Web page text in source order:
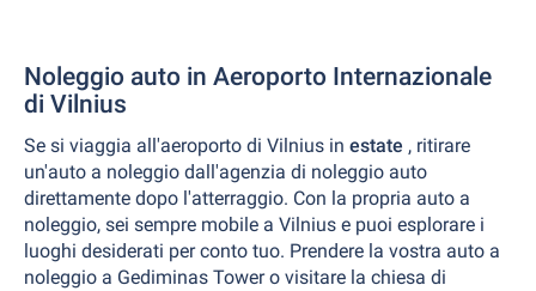
Noleggio auto in Aeroporto Internazionale
di Vilnius
Se si viaggia all'aeroporto di Vilnius in estate , ritirare
un'auto a noleggio dall'agenzia di noleggio auto
direttamente dopo l'atterraggio. Con la propria auto a
noleggio, sei sempre mobile a Vilnius e puoi esplorare i
luoghi desiderati per conto tuo. Prendere la vostra auto a
noleggio a Gediminas Tower o visitare la chiesa di